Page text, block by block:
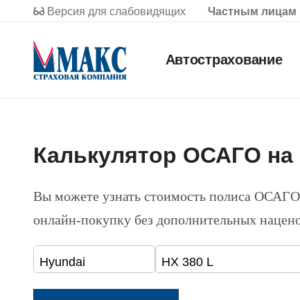
Версия для слабовидящих Частным лицам
Автострахование
Калькулятор ОСАГО на
Вы можете узнать стоимость полиса
онлайн-покупку без дополнительных